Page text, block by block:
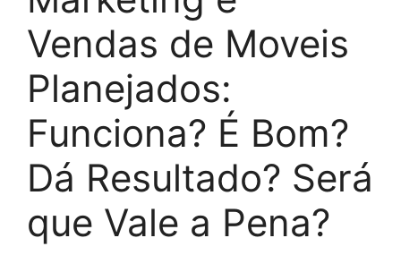
Vendas de Moveis
Planejados:
Funciona? É Bom?
Dá Resultado? Será
que Vale a Pena?